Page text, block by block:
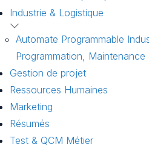
Industrie & Logistique
Automate Programmable
Programmation,
Gestion de projet
Ressources Humaines
Marketing
Résumés
Test & QCM Métier